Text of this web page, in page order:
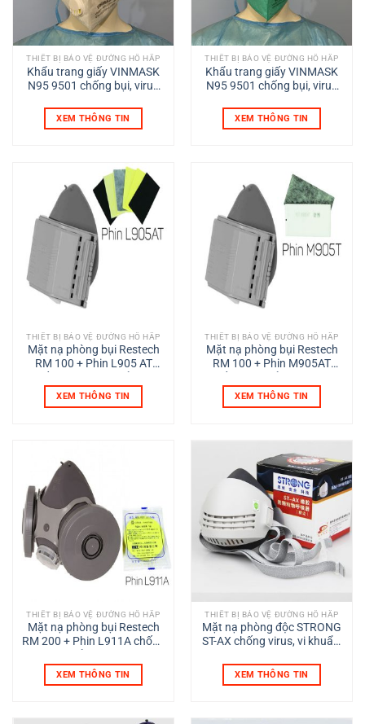
THIẾT BỊ BẢO VỆ ĐƯỜNG HÔ HẤP
Khẩu trang giấy VINMASK
N95 9501 chống bụi, virus
XEM THÔNG TIN
THIẾT BỊ BẢO VỆ ĐƯỜNG HÔ HẤP
Khẩu trang giấy VINMASK
N95 9501 chống bụi, virus
XEM THÔNG TIN
THIẾT BỊ BẢO VỆ ĐƯỜNG HÔ HẤP
Mặt nạ phòng bụi Restech
RM 100 + Phin L905 AT
XEM THÔNG TIN
THIẾT BỊ BẢO VỆ ĐƯỜNG HÔ HẤP
Mặt nạ phòng bụi Restech
RM 100 + Phin M905AT
XEM THÔNG TIN
THIẾT BỊ BẢO VỆ ĐƯỜNG HÔ HẤP
Mặt nạ phòng bụi Restech
RM 200 + Phin L911A chống
XEM THÔNG TIN
THIẾT BỊ BẢO VỆ ĐƯỜNG HÔ HẤP
Mặt nạ phòng độc STRONG
ST-AX chống virus, vi khuẩn,
XEM THÔNG TIN